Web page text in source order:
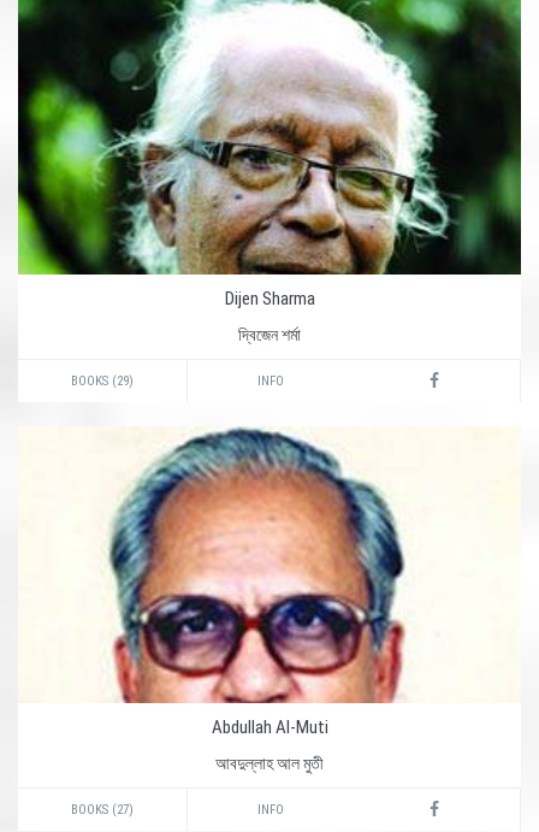
Dijen Sharma
দ্বিজেন শর্মা
BOOKS (29) INFO
Abdullah Al-Muti
আবদুল্লাহ আল মুতী
BOOKS (27) INFO